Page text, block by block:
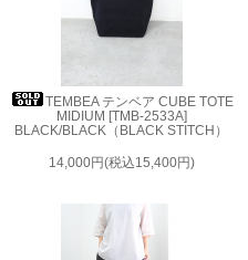
TEMBEA テンベア CUBE TOTE
MIDIUM [TMB-2533A]
BLACK/BLACK（BLACK STITCH）
14,000円(税込15,400円)